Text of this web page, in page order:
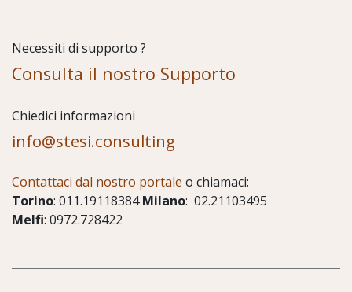
Necessiti di supporto ?
Consulta il nostro Supporto
Chiedici informazioni
info@stesi.consulting
Contattaci dal nostro portale o chiamaci:
Torino: 011.19118384Milano: 02.21103495
Melfi: 0972.728422